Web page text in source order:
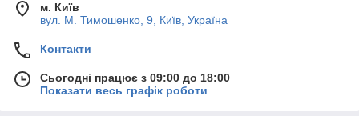
Допоможемо з вибором, організуємо доставку,
м. Київ
вул. М. Тимошенко, 9, Київ, Україна
Контакти
Сьогодні працює з 09:00 до 18:00
Показати весь графік роботи